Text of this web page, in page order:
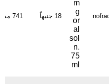
m
g
or
al
sol
n.
75
ml
18 جنيهاً 741 مشاهدة